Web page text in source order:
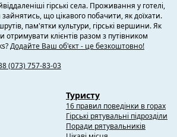
гірські села. Проживання у готелі,
що цікавого побачити, як доїхати.
пам'ятки культури, гірські вершини. Як
отримувати клієнтів разом з путівником
Додайте Ваш об'єкт - це безкоштовно!
(073) 757-83-03
Туристу
16 правил поведінки в горах
Гірські рятувальні підрозділи
Поради рятувальників